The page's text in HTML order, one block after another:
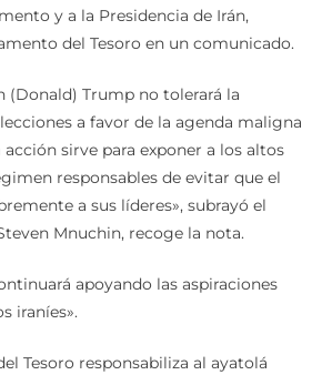
y a la Presidencia de Irán,
del Tesoro en un comunicado.
(Donald) Trump no tolerará la
a favor de la agenda maligna
sirve para exponer a los altos
responsables de evitar que el
a sus líderes», subrayó el
Mnuchin, recoge la nota.
apoyando las aspiraciones
iraníes».
Tesoro responsabiliza al ayatolá